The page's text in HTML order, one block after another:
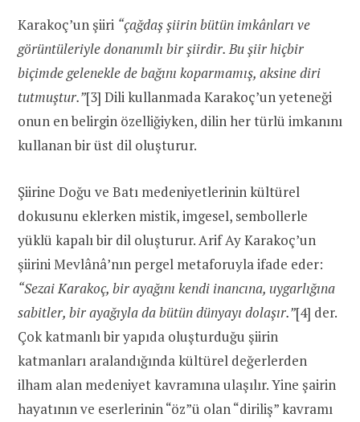
Karakoç’un şiiri “çağdaş şiirin bütün imkânları ve
görüntüleriyle donanımlı bir şiirdir. Bu şiir hiçbir
biçimde gelenekle de bağını koparmamış, aksine diri
tutmuştur.”[3] Dili kullanmada Karakoç’un yeteneği
onun en belirgin özelliğiyken, dilin her türlü imkanını
kullanan bir üst dil oluşturur.
Şiirine Doğu ve Batı medeniyetlerinin kültürel
dokusunu eklerken mistik, imgesel, sembollerle
yüklü kapalı bir dil oluşturur. Arif Ay Karakoç’un
şiirini Mevlânâ’nın pergel metaforuyla ifade eder:
“Sezai Karakoç, bir ayağını kendi inancına, uygarlığına
sabitler, bir ayağıyla da bütün dünyayı dolaşır.”[4] der.
Çok katmanlı bir yapıda oluşturduğu şiirin
katmanları aralandığında kültürel değerlerden
ilham alan medeniyet kavramına ulaşılır. Yine şairin
hayatının ve eserlerinin “öz”ü olan “diriliş” kavramı